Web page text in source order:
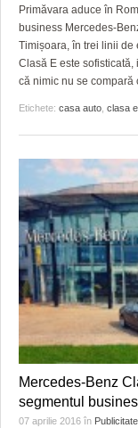
GRĂDINA
ZIARISTU’ DE
CU OIŞTEA-N
FINANŢĂRI
CRONICĂ DE
UNDE
FILME
CLIPURI
ACCIDENTE
ANUNŢURI
INFO SI UTILE
CULTURA
JUSTITIE
FILME
CLIPURI
JOCURI
DIVERSE
HARTA
Primăvara aduce în
business Mercedes-
Timișoara, în trei linii de
Clasă E este
că nimic nu se
Etichete: casa auto clasa e
Mercedes-Benz
segmentul
07 aprilie 2016 în Publicitate